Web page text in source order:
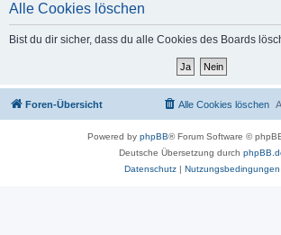
Alle Cookies löschen
Bist du dir sicher, dass du alle Cookies des Boards
Foren-Übersicht Alle Cookies löschen
Powered by phpBB® Forum Software ©
Deutsche Übersetzung durch
Datenschutz| Nutzungsbedingungen